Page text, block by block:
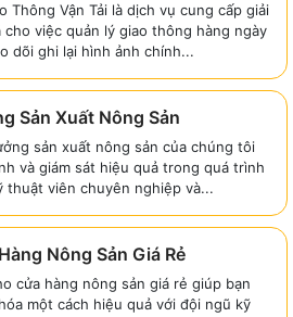
Thông Vận Tải là dịch vụ cung cấp giải
cho việc quản lý giao thông hàng ngày
dõi ghi lại hình ảnh chính...
Sản Xuất Nông Sản
sản xuất nông sản của chúng tôi
và giám sát hiệu quả trong quá trình
thuật viên chuyên nghiệp và...
Nông Sản Giá Rẻ
cửa hàng nông sản giá rẻ giúp bạn
một cách hiệu quả với đội ngũ kỹ